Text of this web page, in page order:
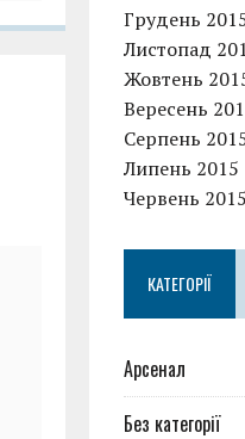
Грудень
Листопад
Жовтень
Вересень
Серпень
Липень 2015
Червень 2015
КАТЕГОРІЇ
Арсенал
Без категорії